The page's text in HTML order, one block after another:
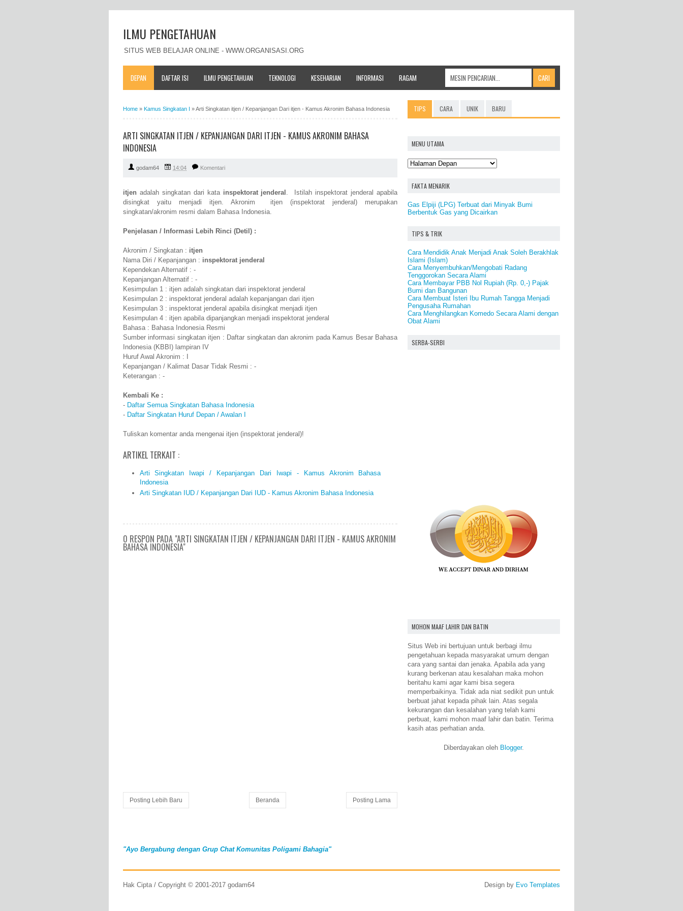
ILMU PENGETAHUAN
SITUS WEB BELAJAR ONLINE - WWW.ORGANISASI.ORG
DEPAN DAFTAR ISI ILMU PENGETAHUAN TEKNOLOGI KESEHARIAN INFORMASI RAGAM
Home » Kamus Singkatan I »Arti Singkatan itjen / Kepanjangan Dari itjen - Kamus Akronim Bahasa Indonesia
ARTI SINGKATAN ITJEN / KEPANJANGAN DARI ITJEN - KAMUS AKRONIM BAHASA
INDONESIA
godam64 14:04 Komentari
itjen adalah singkatan dari kata inspektorat jenderal . Istilah inspektorat jenderal apabila
disingkat yaitu menjadi itjen. Akronim itjen (inspektorat jenderal) merupakan
singkatan/akronim resmi dalam Bahasa Indonesia.
Penjelasan / Informasi Lebih Rinci (Detil) :
Akronim / Singkatan : itjen
Nama Diri / Kepanjangan : inspektorat jenderal
Kependekan Alternatif : -
Kepanjangan Alternatif : -
Kesimpulan 1 : itjen adalah singkatan dari inspektorat jenderal
Kesimpulan 2 : inspektorat jenderal adalah kepanjangan dari itjen
Kesimpulan 3 : inspektorat jenderal apabila disingkat menjadi itjen
Kesimpulan 4 : itjen apabila dipanjangkan menjadi inspektorat jenderal
Bahasa : Bahasa Indonesia Resmi
Sumber informasi singkatan itjen : Daftar singkatan dan akronim pada Kamus Besar Bahasa
Indonesia (KBBI) lampiran IV
Huruf Awal Akronim : I
Kepanjangan / Kalimat Dasar Tidak Resmi : -
Keterangan : -
Kembali Ke :
- Daftar Semua Singkatan Bahasa Indonesia
- Daftar Singkatan Huruf Depan / Awalan I
Tuliskan komentar anda mengenai itjen (inspektorat jenderal)!
ARTIKEL TERKAIT :
Arti Singkatan Iwapi / Kepanjangan Dari Iwapi - Kamus Akronim Bahasa
Indonesia
Arti Singkatan IUD / Kepanjangan Dari IUD - Kamus Akronim Bahasa Indonesia
0 RESPON PADA "ARTI SINGKATAN ITJEN / KEPANJANGAN DARI ITJEN - KAMUS AKRONIM
BAHASA INDONESIA"
Posting Lebih Baru Posting Lama
Beranda
"Ayo Bergabung dengan Grup Chat Komunitas Poligami Bahagia"
TIPS CARA UNIK BARU
MENU UTAMA
FAKTA MENARIK
Gas Elpiji (LPG) Terbuat dari Minyak Bumi
Berbentuk Gas yang Dicairkan
TIPS & TRIK
Cara Mendidik Anak Menjadi Anak Soleh Berakhlak
Islami (Islam)
Cara Menyembuhkan/Mengobati Radang
Tenggorokan Secara Alami
Cara Membayar PBB Nol Rupiah (Rp. 0,-) Pajak
Bumi dan Bangunan
Cara Membuat Isteri Ibu Rumah Tangga Menjadi
Pengusaha Rumahan
Cara Menghilangkan Komedo Secara Alami dengan
Obat Alami
SERBA-SERBI
MOHON MAAF LAHIR DAN BATIN
Situs Web ini bertujuan untuk berbagi ilmu
pengetahuan kepada masyarakat umum dengan
cara yang santai dan jenaka. Apabila ada yang
kurang berkenan atau kesalahan maka mohon
beritahu kami agar kami bisa segera
memperbaikinya. Tidak ada niat sedikit pun untuk
berbuat jahat kepada pihak lain. Atas segala
kekurangan dan kesalahan yang telah kami
perbuat, kami mohon maaf lahir dan batin. Terima
kasih atas perhatian anda.
Diberdayakan oleh Blogger.
Hak Cipta / Copyright © 2001-2017 godam64 Design by Evo Templates